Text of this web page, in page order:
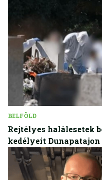
BELFÖLD
Rejtélyes halálesetek
kedélyeit Dunapatajon